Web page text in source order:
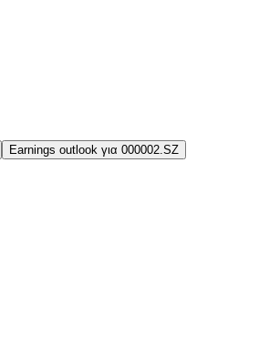
Earnings outlook για 000002.SZ